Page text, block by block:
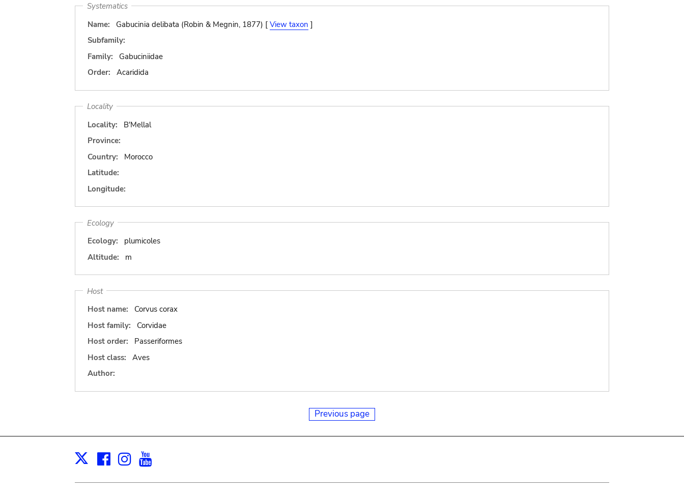
Systematics
Name:
Gabucinia delibata (Robin & Megnin, 1877) [ View taxon ]
Subfamily:
Family:
Gabuciniidae
Order:
Acaridida
Locality
Locality:
B'Mellal
Province:
Country:
Morocco
Latitude:
Longitude:
Ecology
Ecology:
plumicoles
Altitude:
m
Host
Host name:
Corvus corax
Host family:
Corvidae
Host order:
Passeriformes
Host class:
Aves
Author:
Previous page
X Facebook
Instagram